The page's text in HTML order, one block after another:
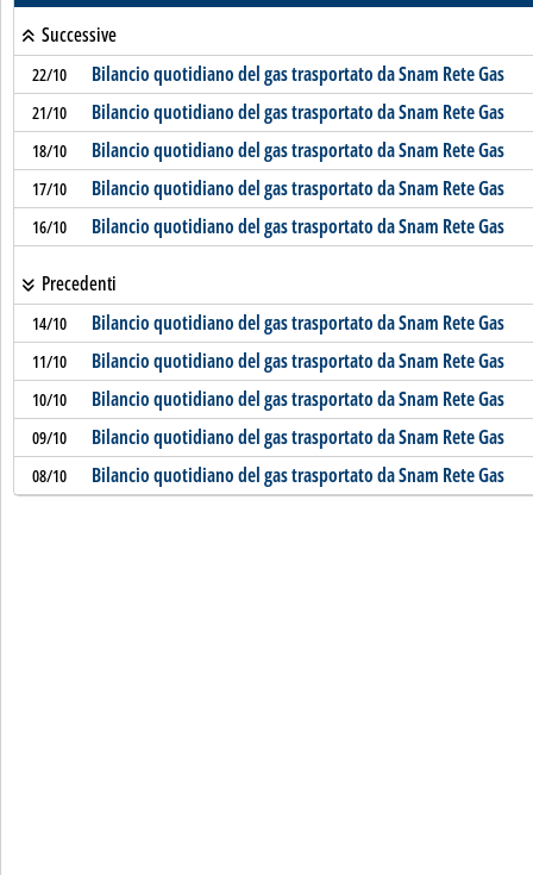
Successive
22/10 Bilancio quotidiano del gas trasportato da Snam Rete Gas
21/10 Bilancio quotidiano del gas trasportato da Snam Rete Gas
18/10 Bilancio quotidiano del gas trasportato da Snam Rete Gas
17/10 Bilancio quotidiano del gas trasportato da Snam Rete Gas
16/10 Bilancio quotidiano del gas trasportato da Snam Rete Gas
Precedenti
14/10 Bilancio quotidiano del gas trasportato da Snam Rete Gas
11/10 Bilancio quotidiano del gas trasportato da Snam Rete Gas
10/10 Bilancio quotidiano del gas trasportato da Snam Rete Gas
09/10 Bilancio quotidiano del gas trasportato da Snam Rete Gas
08/10 Bilancio quotidiano del gas trasportato da Snam Rete Gas